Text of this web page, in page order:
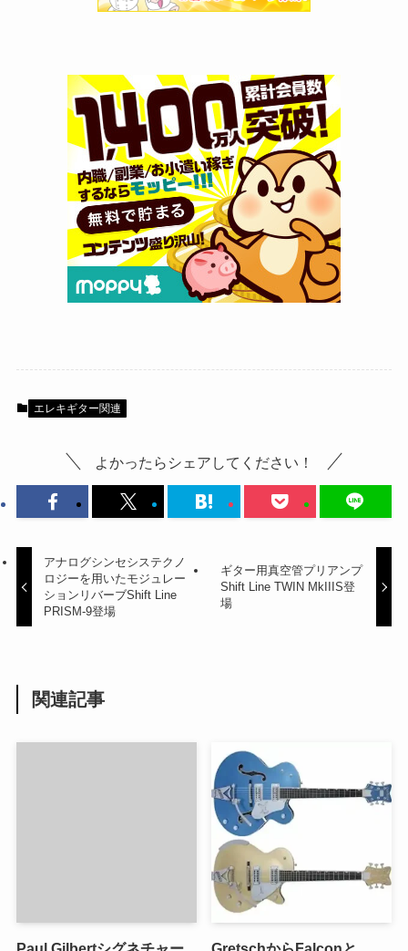
エレキギター関連
よかったらシェアしてください！
アナログシンセシステクノ
ロジーを用いたモジュレー
ションリバーブShift Line
PRISM-9登場
ギター用真空管プリアンプ
Shift Line TWIN MkIIIS登
場
関連記事